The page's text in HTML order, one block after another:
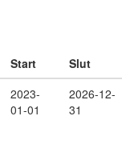
Start
Slut
2023-
01-01
2026-12-
31